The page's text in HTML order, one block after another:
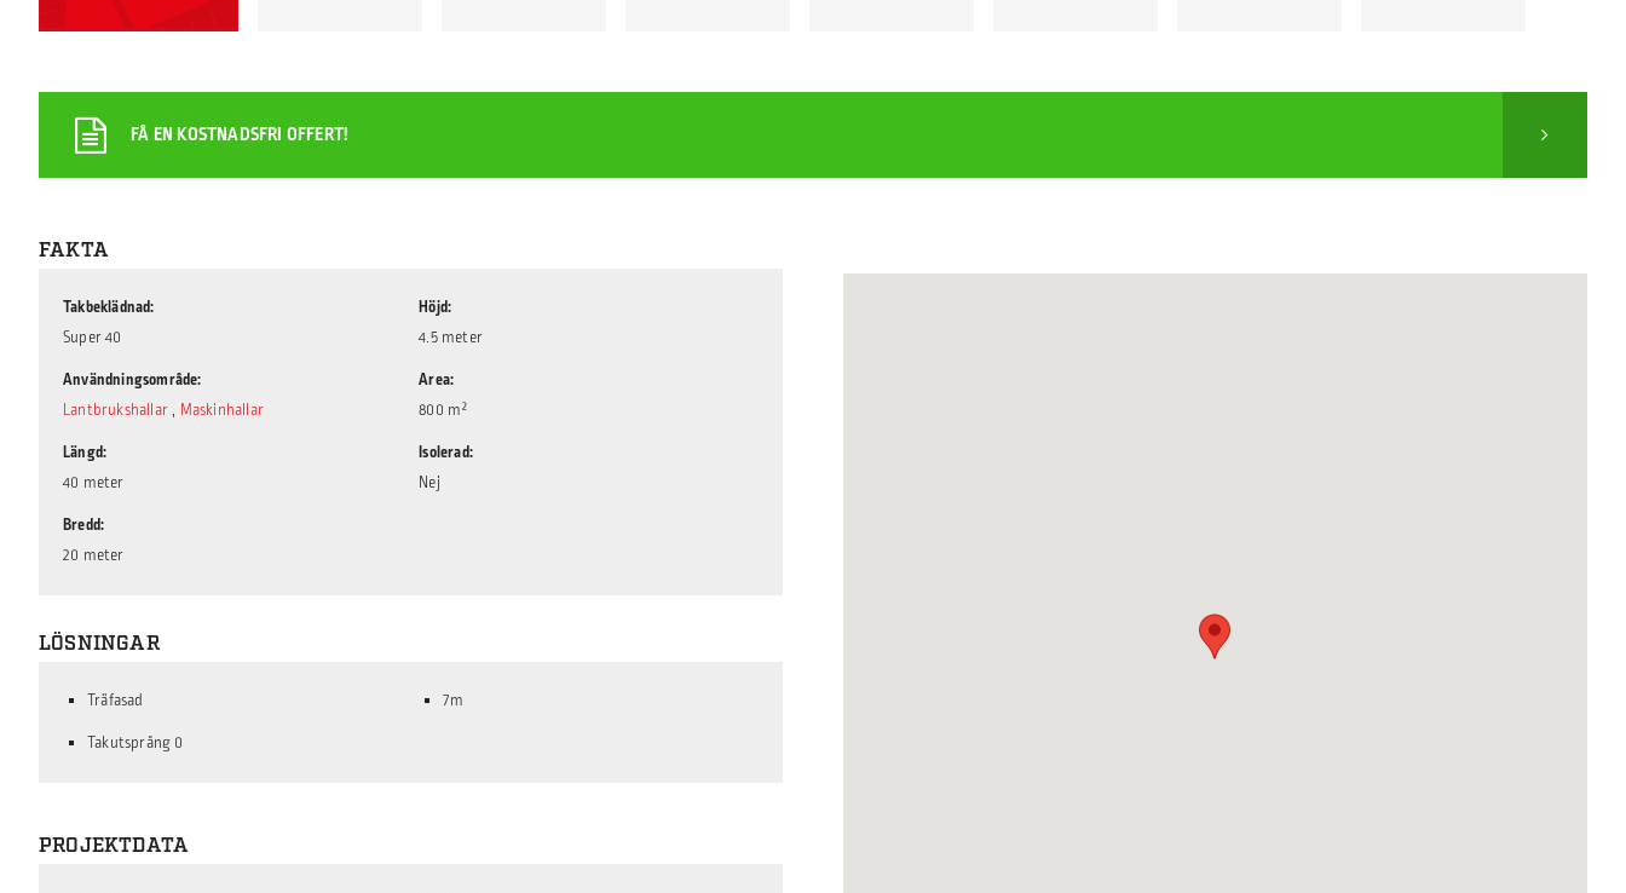
FÅ EN KOSTNADSFRI OFFERT!
FAKTA
Takbeklädnad
Super 40
Användningsområde
Lantbrukshallar , Maskinhallar
Längd
40 meter
Bredd
20 meter
Höjd
4.5 meter
Area
800 m²
Isolerad
Nej
LÖSNINGAR
Träfasad
Takutsprång 0
7m
PROJEKTDATA